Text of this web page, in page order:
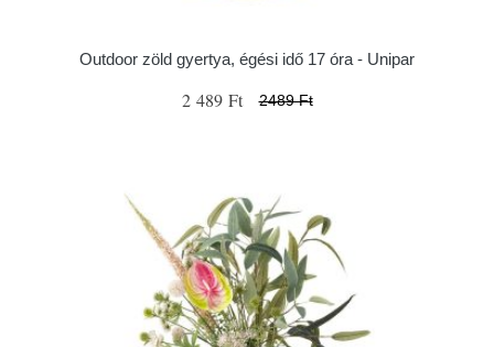
Outdoor zöld gyertya, égési idő 17 óra - Unipar
2 489 Ft 2489 Ft